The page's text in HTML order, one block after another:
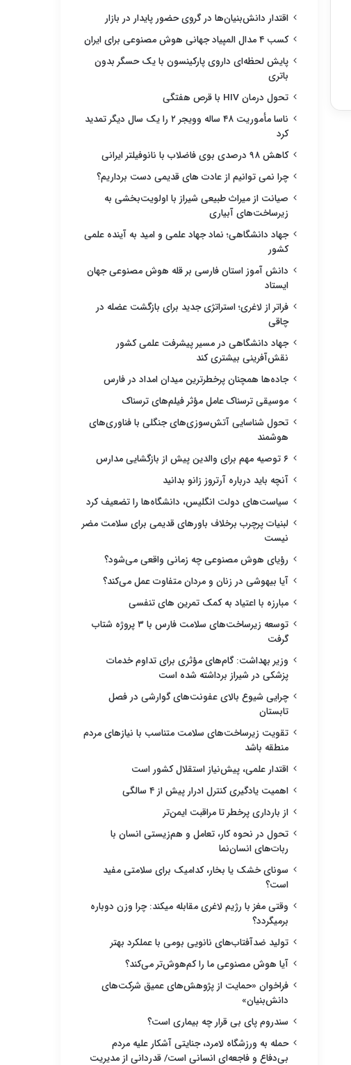
اقتدار دانش‌بنیان‌ها در گروی حضور پایدار در بازار
کسب ۴ مدال المپیاد جهانی هوش مصنوعی برای ایران
پایش لحظه‌ای داروی پارکینسون با یک حسگر بدون
باتری
تحول درمان HIV با قرص هفتگی
ناسا مأموریت ۴۸ ساله وویجر ۲ را یک سال دیگر تمدید
کرد
کاهش ۹۸ درصدی بوی فاضلاب با نانوفیلتر ایرانی
چرا نمی توانیم از عادت های قدیمی دست برداریم؟
صیانت از میراث طبیعی شیراز با اولویت‌بخشی به
زیرساخت‌های آبیاری
جهاد دانشگاهی؛ نماد جهاد علمی و امید به آینده علمی
کشور
دانش آموز استان فارسی بر قله هوش مصنوعی جهان
ایستاد
فراتر از لاغری؛ استراتژی جدید برای بازگشت عضله در
چاقی
جهاد دانشگاهی در مسیر پیشرفت علمی کشور
نقش‌آفرینی بیشتری کند
جاده‌ها همچنان پرخطرترین میدان امداد در فارس
موسیقی ترسناک عامل مؤثر فیلم‌های ترسناک
تحول شناسایی آتش‌سوزی‌های جنگلی با فناوری‌های
هوشمند
۶ توصیه مهم برای والدین پیش از بازگشایی مدارس
آنچه باید درباره آرتروز زانو بدانید
سیاست‌های دولت انگلیس، دانشگاه‌ها را تضعیف کرد
لبنیات پرچرب برخلاف باورهای قدیمی برای سلامت مضر
نیست
رؤیای هوش مصنوعی چه زمانی واقعی می‌شود؟
آیا بیهوشی در زنان و مردان متفاوت عمل می‌کند؟
مبارزه با اعتیاد به کمک تمرین های تنفسی
توسعه زیرساخت‌های سلامت فارس با ۳ پروژه شتاب
گرفت
وزیر بهداشت: گام‌های مؤثری برای تداوم خدمات
پزشکی در شیراز برداشته شده است
چرایی شیوع بالای عفونت‌های گوارشی در فصل
تابستان
تقویت زیرساخت‌های سلامت متناسب با نیازهای مردم
منطقه باشد
اقتدار علمی، پیش‌نیاز استقلال کشور است
اهمیت یادگیری کنترل ادرار پیش از ۴ سالگی
از بارداری پرخطر تا مراقبت ایمن‌تر
تحول در نحوه کار، تعامل و هم‌زیستی انسان با
ربات‌های انسان‌نما
سونای خشک یا بخار، کدامیک برای سلامتی مفید
است؟
وقتی مغز با رژیم لاغری مقابله میکند: چرا وزن دوباره
برمیگردد؟
تولید ضدآفتاب‌های نانویی بومی با عملکرد بهتر
آیا هوش مصنوعی ما را کم‌هوش‌تر می‌کند؟
فراخوان «حمایت از پژوهش‌های عمیق شرکت‌های
دانش‌بنیان»
سندروم پای بی قرار چه بیماری است؟
حمله به ورزشگاه لامرد، جنایتی آشکار علیه مردم
بی‌دفاع و فاجعه‌ای انسانی است/ قدردانی از مدیریت